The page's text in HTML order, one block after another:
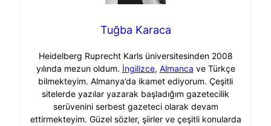
Tuğba Karaca
Heidelberg Ruprecht Karls üniversitesinden 2008
yılında mezun oldum. İngilizce, Almanca ve Türkçe
bilmekteyim. Almanya’da ikamet ediyorum. Çeşitli
sitelerde yazılar yazarak başladığım gazetecilik
serüvenini serbest gazeteci olarak devam
ettirmekteyim. Güzel sözler, şiirler ve çeşitli konularda